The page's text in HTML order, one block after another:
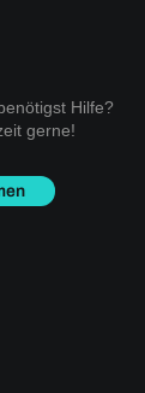
Hilfe?
gerne!